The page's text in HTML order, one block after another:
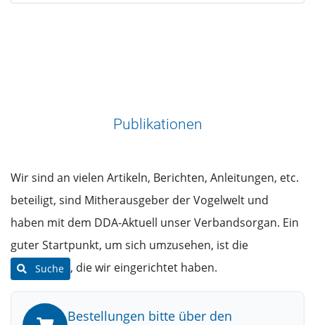
Publikationen
Wir sind an vielen Artikeln, Berichten, Anleitungen, etc.
beteiligt, sind Mitherausgeber der Vogelwelt und
haben mit dem DDA-Aktuell unser Verbandsorgan. Ein
guter Startpunkt, um sich umzusehen, ist die
Suche , die wir eingerichtet haben.
Bestellungen bitte über den